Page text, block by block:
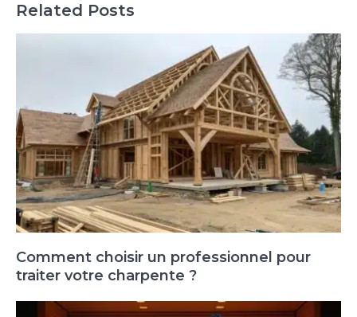
Related Posts
Comment choisir un professionnel pour
traiter votre charpente ?